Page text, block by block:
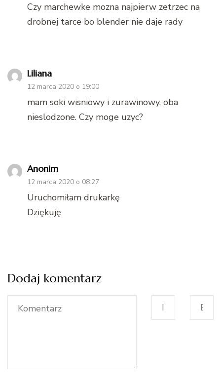
Czy marchewke mozna najpierw zetrzec na
drobnej tarce bo blender nie daje rady
Liliana
12 marca 2020 o 19:00
mam soki wisniowy i zurawinowy, oba
nieslodzone. Czy moge uzyc?
Anonim
12 marca 2020 o 08:27
Uruchomiłam drukarkę
Dziękuję
Dodaj komentarz